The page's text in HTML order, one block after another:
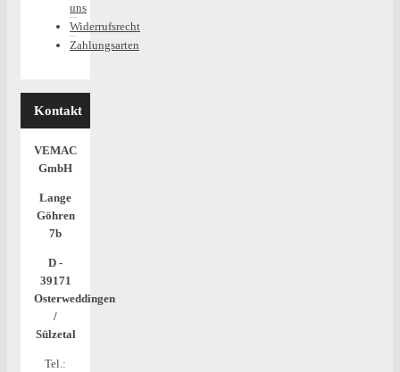
uns
Widerrufsrecht
Zahlungsarten
Kontakt
VEMAC
GmbH
Lange
Göhren
7b
D -
39171
Osterweddingen
/
Sülzetal
Tel.: